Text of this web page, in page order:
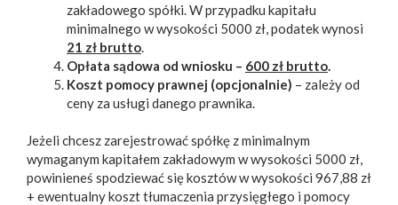
zakładowego spółki. W przypadku kapitału
minimalnego w wysokości 5000 zł, podatek wynosi
21 zł brutto.
Opłata sądowa od wniosku – 600 zł brutto.
Koszt pomocy prawnej (opcjonalnie) – zależy od
ceny za usługi danego prawnika.
Jeżeli chcesz zarejestrować spółkę z minimalnym
wymaganym kapitałem zakładowym w wysokości 5000 zł,
powinieneś spodziewać się kosztów w wysokości 967,88 zł
+ ewentualny koszt tłumaczenia przysięgłego i pomocy